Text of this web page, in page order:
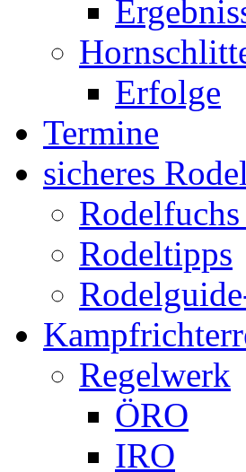
Erfolge
Termine
sicheres
Rodeltipps
Regelwerk
ÖRO
IRO